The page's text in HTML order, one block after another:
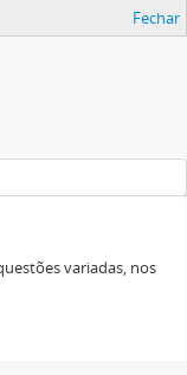
Fechar
variadas, nos